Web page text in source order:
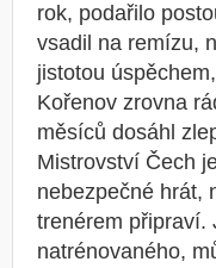
rok, podařilo
vsadil na remízu,
jistotou
Kořenov zrovna
měsíců dosáhl
Mistrovství Čech
nebezpečné hrát,
trenérem připraví.
natrénovaného,